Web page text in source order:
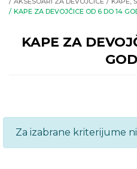
KAPE ZA DEVOJČICE OD 6 DO 14
KAPE ZA
Za izabrane kriterijume